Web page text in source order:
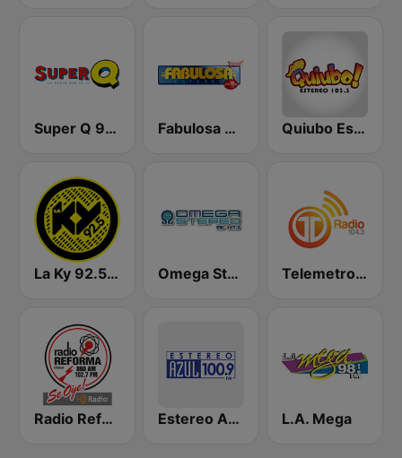
Super Q 90.5 FM Fabulosa Estereo 100.5 FM Quiubo Estero 103.5 FM
La Ky 92.5 FM Omega Stereo Panama Telemetro Radio
Radio Reforma Estereo Azul 100.9 FM L.A. Mega